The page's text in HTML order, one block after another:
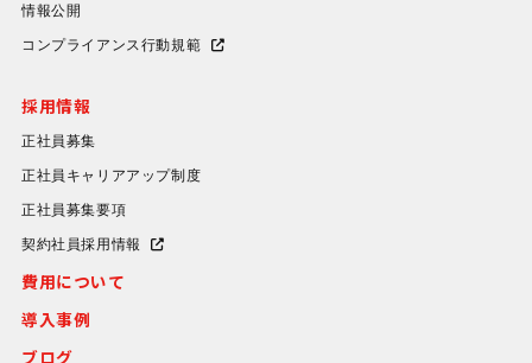
情報公開
コンプライアンス行動規範
採用情報
正社員募集
正社員キャリアアップ制度
正社員募集要項
契約社員採用情報
費用について
導入事例
ブログ